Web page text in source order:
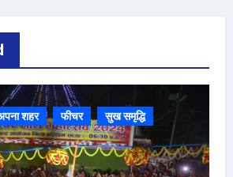
शहर फीचर सुख समृद्धि